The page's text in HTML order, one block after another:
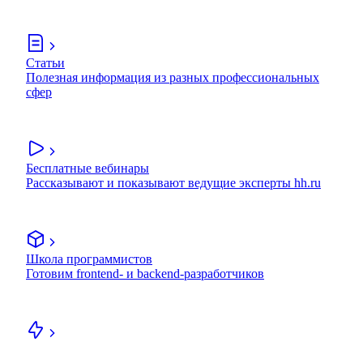
Статьи
Полезная информация из разных профессиональных
сфер
Бесплатные вебинары
Рассказывают и показывают ведущие эксперты hh.ru
Школа программистов
Готовим frontend- и backend-разработчиков